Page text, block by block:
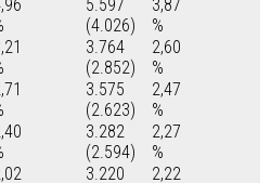
5.597
(4.026)
3,87
%
3.764
(2.852)
2,60
%
3.575
(2.623)
2,47
%
3.282
(2.594)
2,27
%
3.220
2,22